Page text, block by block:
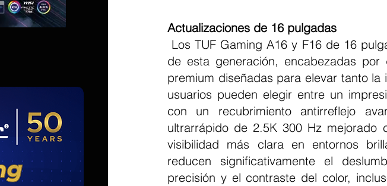
Actualizaciones de 16 pulgadas
de esta generación, encabezadas
premium diseñadas para elevar tanto
usuarios pueden elegir entre un
con un recubrimiento antirreflejo
ultrarrápido de 2.5K 300 Hz mejorado
visibilidad más clara en entornos
reducen significativamente el
precisión y el contraste del color,